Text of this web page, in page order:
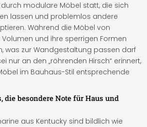
modulare Möbel statt, die sich
lassen und problemlos andere
Während die Möbel von
Volumen und ihre sperrigen Formen
was zur Wandgestaltung passen darf
nur an den „röhrenden Hirsch“ erinnert,
im Bauhaus-Stil entsprechende
die besondere Note für Haus und
aus Kentucky sind bildlich wie